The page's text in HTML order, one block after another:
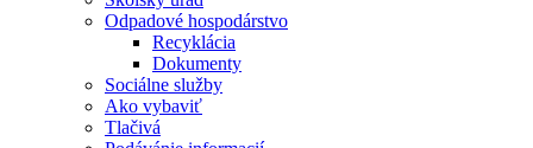
Odpadové hospodárstvo
Recyklácia
Dokumenty
Sociálne služby
Ako vybaviť
Tlačivá